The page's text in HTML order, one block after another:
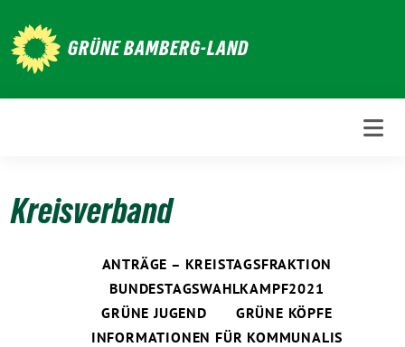
zum
Inhalt
GRÜNE BAMBERG-LAND
Kreisverband
ANTRÄGE – KREISTAGSFRAKTION
BUNDESTAGSWAHLKAMPF2021
GRÜNE JUGEND
GRÜNE KÖPFE
INFORMATIONEN FÜR KOMMUNALIS